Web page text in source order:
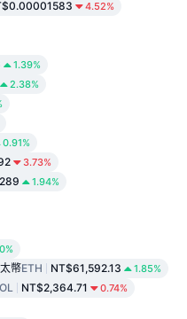
4.52%
1.39%
2.38%
0.91%
3.73%
1.94%
幣ETH NT$61,592.13 1.85%
NT$2,364.71 0.74%